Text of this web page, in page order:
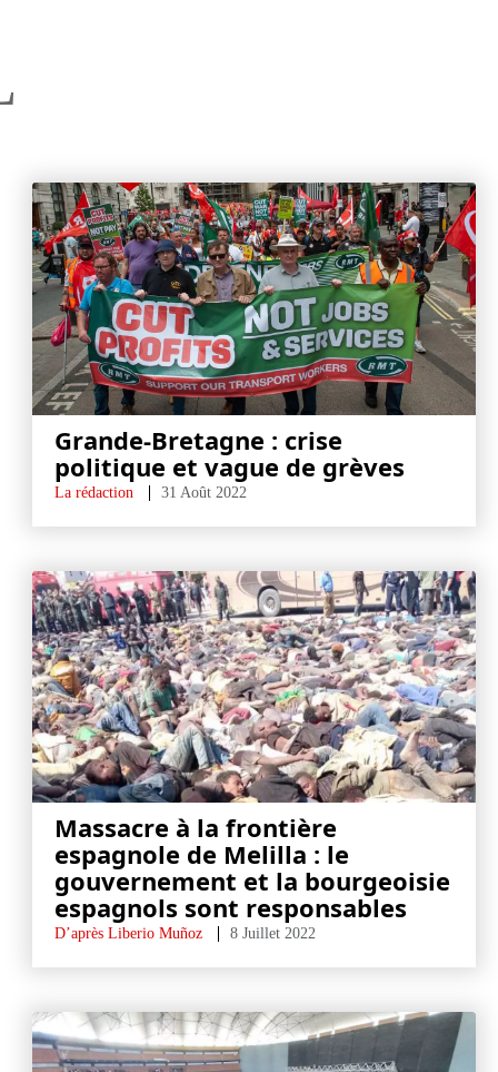
Grande-Bretagne : crise
politique et vague de grèves
La rédaction 31 Août 2022
Massacre à la frontière
espagnole de Melilla : le
gouvernement et la bourgeoisie
espagnols sont responsables
D’après Liberio Muñoz 8 Juillet 2022